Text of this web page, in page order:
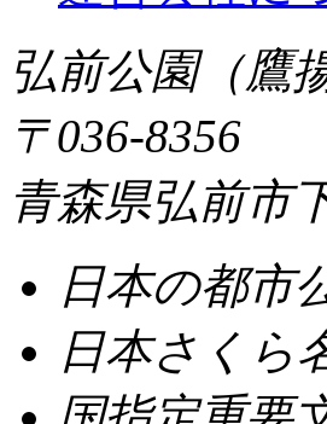
弘前公園（鷹
〒036-8356
青森県弘前市
日本の都市
日本さくら